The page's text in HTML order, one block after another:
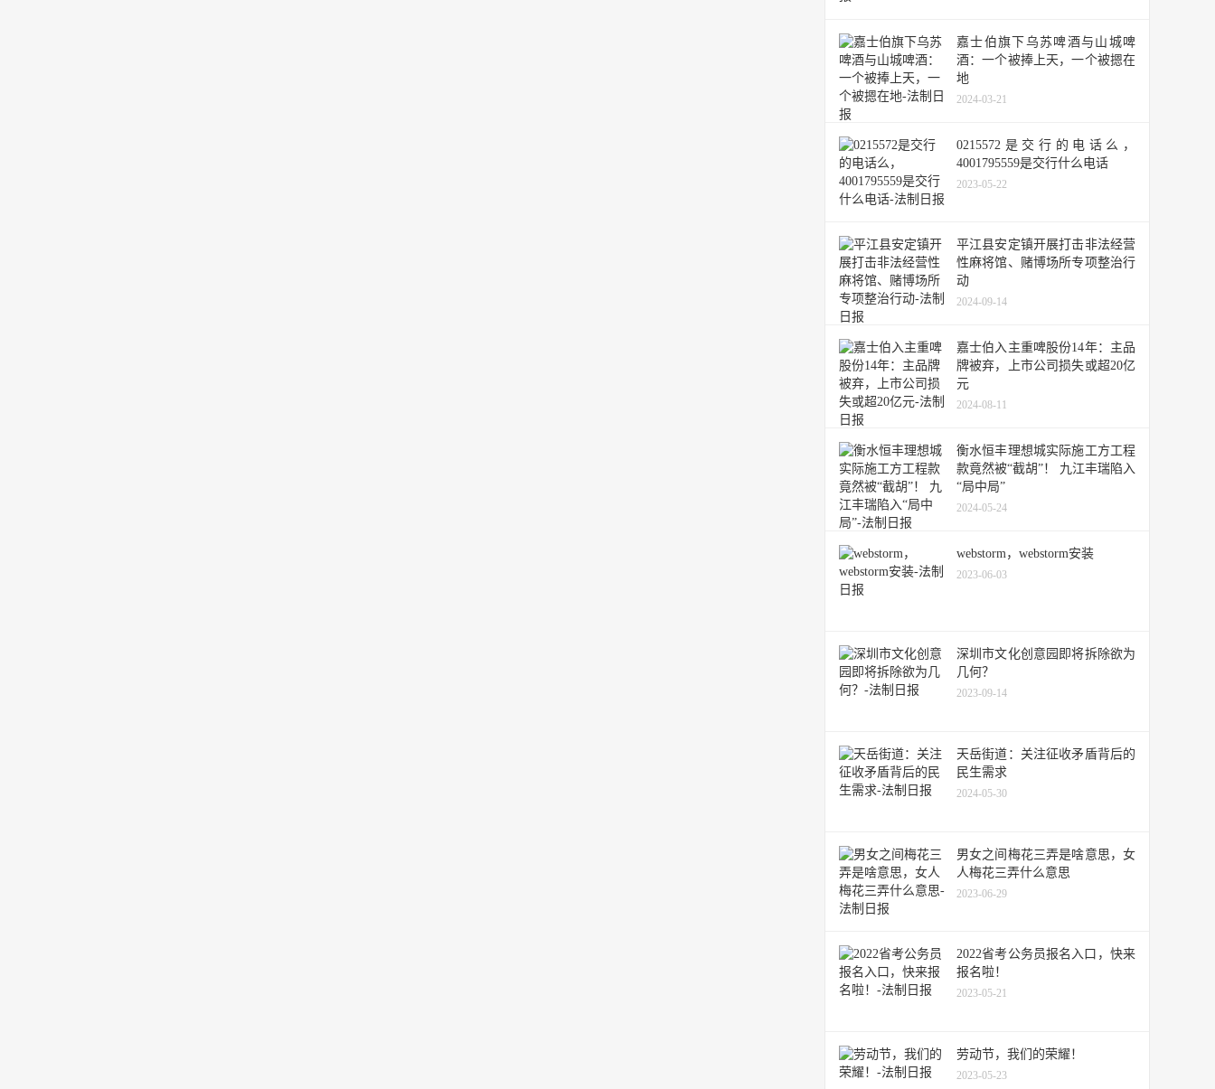
嘉士伯旗下乌苏啤酒与山城啤
酒：一个被捧上天，一个被摁在
地
2024-03-21
0215572是交行的电话么，
4001795559是交行什么电话
2023-05-22
平江县安定镇开展打击非法经营
性麻将馆、赌博场所专项整治行
动
2024-09-14
嘉士伯入主重啤股份14年：主品
牌被弃，上市公司损失或超20亿
元
2024-08-11
衡水恒丰理想城实际施工方工程
款竟然被“截胡”！ 九江丰瑞陷入
“局中局”
2024-05-24
webstorm，webstorm安装
2023-06-03
深圳市文化创意园即将拆除欲为
几何？
2023-09-14
天岳街道：关注征收矛盾背后的
民生需求
2024-05-30
男女之间梅花三弄是啥意思，女
人梅花三弄什么意思
2023-06-29
2022省考公务员报名入口，快来
报名啦！
2023-05-21
劳动节，我们的荣耀！
2023-05-23